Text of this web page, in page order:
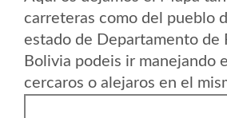
carreteras como del pueblo
estado de Departamento de
Bolivia podeis ir manejando
cercaros o alejaros en el